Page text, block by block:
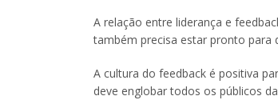
A relação entre liderança e
também precisa estar pronto para
A cultura do feedback é positiva
deve englobar todos os públicos